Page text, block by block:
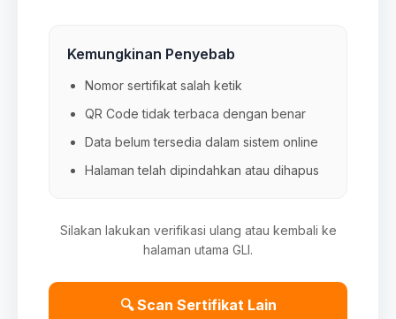
Kemungkinan Penyebab
Nomor sertifikat salah ketik
QR Code tidak terbaca dengan benar
Data belum tersedia dalam sistem online
Halaman telah dipindahkan atau dihapus
Silakan lakukan verifikasi ulang atau kembali ke
halaman utama GLI.
🔍 Scan Sertifikat Lain